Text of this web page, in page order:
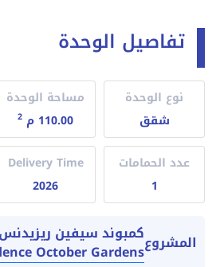
تفاصيل الوحدة
نوع الوحدة
شقق
مساحة الوحدة
110.00 م
2
عدد الحمامات
1
Delivery Time
2026
المشروعكمبوند سيفين
October Gardens